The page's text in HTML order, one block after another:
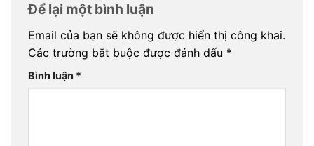
Để lại một bình luận
Email của bạn sẽ không được hiển thị công khai.
Các trường bắt buộc được đánh dấu *
Bình luận *